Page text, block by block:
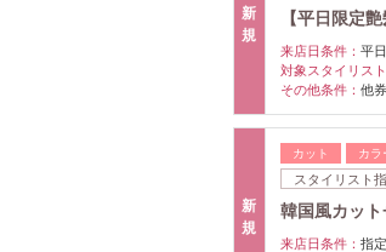
新
規
【平日限定
来店日条件： 平日
対象スタイリスト
その他条件： 他
新
規
カット カラ
スタイリスト
韓国風カッ
来店日条件： 指